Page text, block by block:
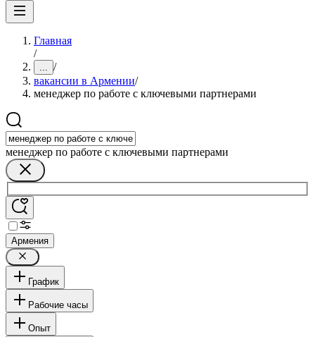
Главная
/
... /
вакансии в Армении/
менеджер по работе с ключевыми партнерами
менеджер по работе с ключевыми партнерами
Армения
График
Рабочие часы
Опыт